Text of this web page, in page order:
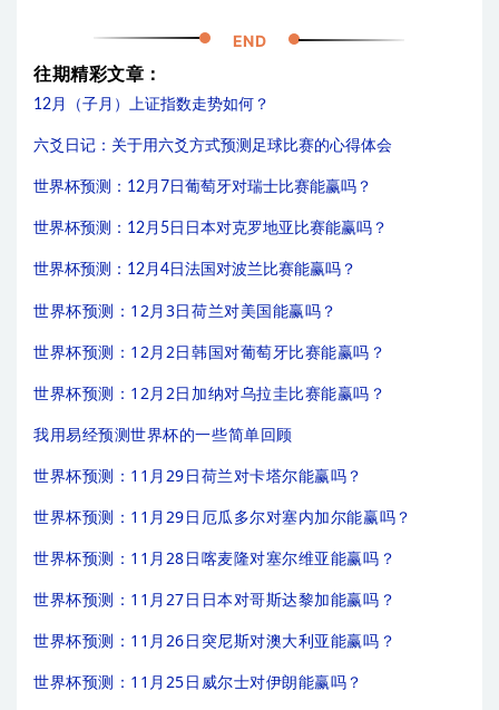
END
往期精彩文章：
12月（子月）上证指数走势如何？
六爻日记：关于用六爻方式预测足球比赛的心得体会
世界杯预测：12月7日葡萄牙对瑞士比赛能赢吗？
世界杯预测：12月5日日本对克罗地亚比赛能赢吗？
世界杯预测：12月4日法国对波兰比赛能赢吗？
世界杯预测：12月3日荷兰对美国能赢吗？
世界杯预测：12月2日韩国对葡萄牙比赛能赢吗？
世界杯预测：12月2日加纳对乌拉圭比赛能赢吗？
我用易经预测世界杯的一些简单回顾
世界杯预测：11月29日荷兰对卡塔尔能赢吗？
世界杯预测：11月29日厄瓜多尔对塞内加尔能赢吗？
世界杯预测：11月28日喀麦隆对塞尔维亚能赢吗？
世界杯预测：11月27日日本对哥斯达黎加能赢吗？
世界杯预测：11月26日突尼斯对澳大利亚能赢吗？
世界杯预测：11月25日威尔士对伊朗能赢吗？